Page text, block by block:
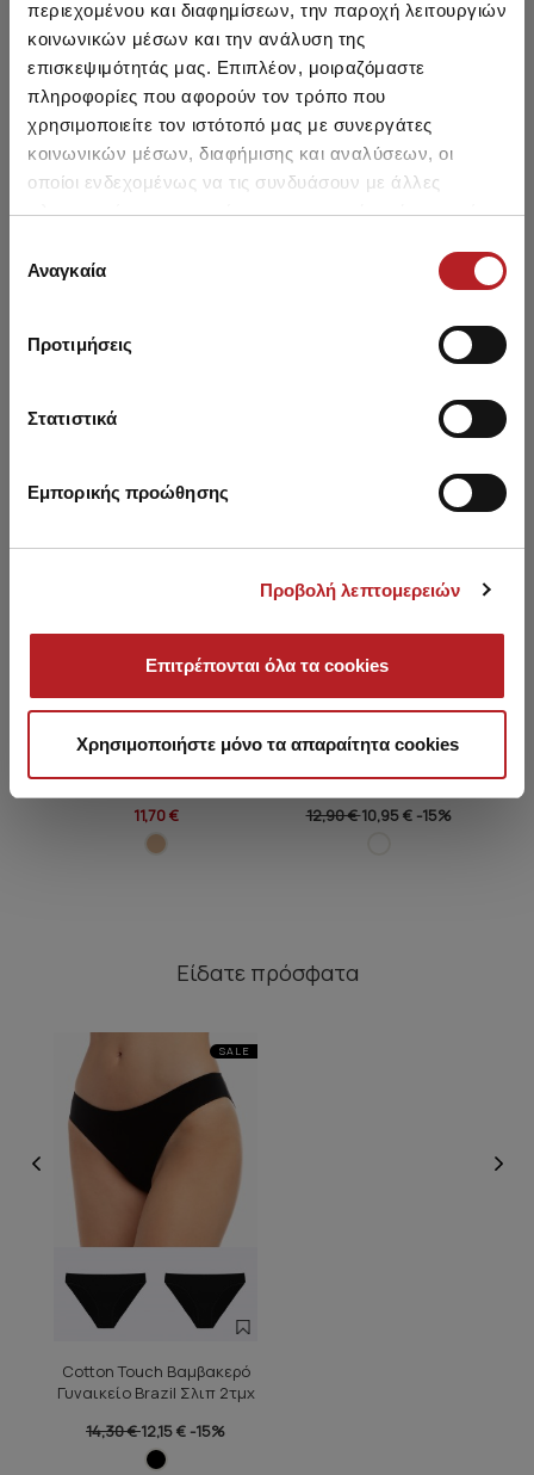
περιεχομένου και διαφημίσεων, την παροχή λειτουργιών
κοινωνικών μέσων και την ανάλυση της
επισκεψιμότητάς μας. Επιπλέον, μοιραζόμαστε
πληροφορίες που αφορούν τον τρόπο που
χρησιμοποιείτε τον ιστότοπό μας με συνεργάτες
κοινωνικών μέσων, διαφήμισης και αναλύσεων, οι
οποίοι ενδεχομένως να τις συνδυάσουν με άλλες
πληροφορίες που τους έχετε παραχωρήσει ή τις οποίες
των υπηρεσιών τους.
συγκατάθεσης
Αναγκαία
Προτιμήσεις
Στατιστικά
Εμπορικής προώθησης
Προβολή λεπτομερειών
Επιτρέπονται όλα τα cookies
Χρησιμοποιήστε μόνο τα απαραίτητα cookies
Fimelle TENCEL™ Modal
Γυναικείο Brazil Invisible
Σλιπ 2τμχ
Fimelle TENCEL™ Modal
Γυναικείο Brazil Invisible
Σλιπ 2τμχ
Μπορεί να σου αρέσει επίσης
Slip Brazil 2τμχ
11,70 €
SALE
Cotton Touch Βαμβακερό
Brazilian Σλιπ 2τμχ
12,90 €10,95 € -15%
Είδατε πρόσφατα
SALE
Cotton Touch Βαμβακερό
Γυναικείο Brazil Σλιπ 2τμχ
14,30 €12,15 € -15%